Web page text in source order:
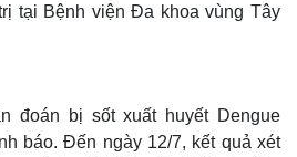
tại Bệnh viện Đa khoa vùng Tây
đoán bị sốt xuất huyết Dengue
báo. Đến ngày 12/7, kết quả xét